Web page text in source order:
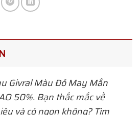
Givral Màu Đỏ May Mắn
50%. Bạn thắc mắc về
và có ngon không? Tìm